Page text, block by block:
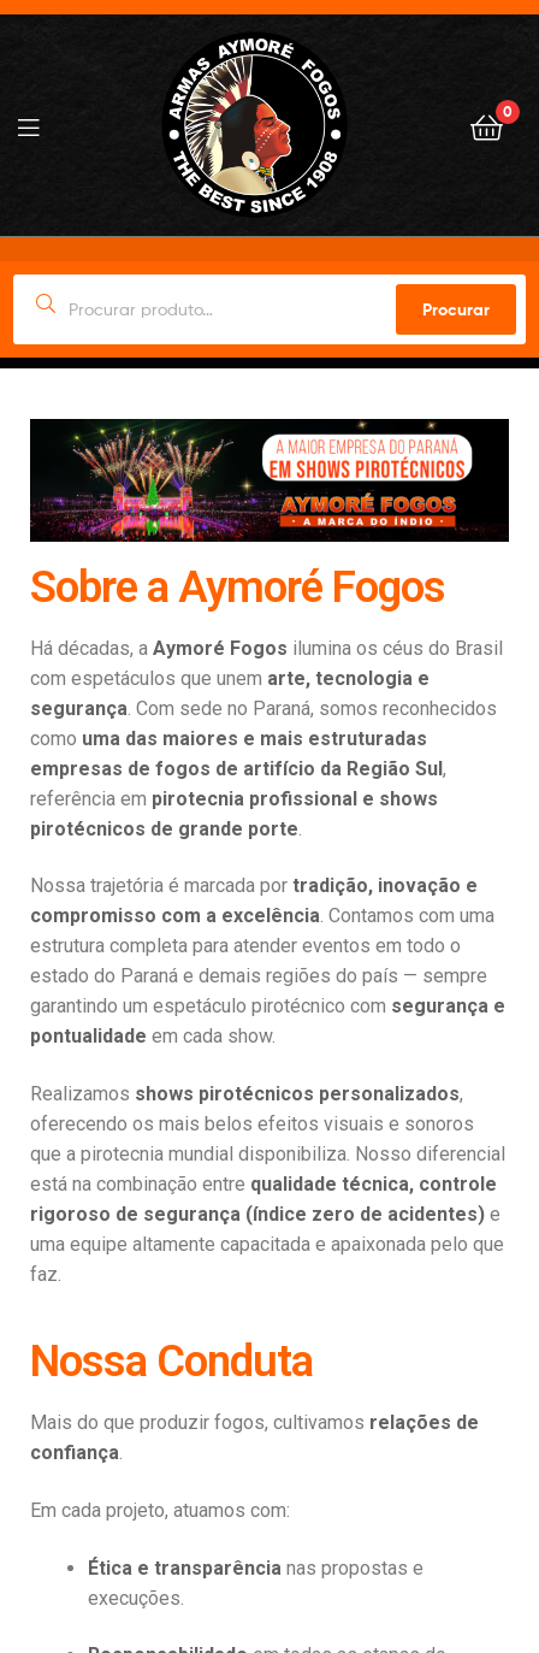
0
Procurar
Sobre a Aymoré Fogos
Há décadas, a Aymoré Fogos ilumina os céus do Brasil
com espetáculos que unem arte, tecnologia e
segurança . Com sede no Paraná, somos reconhecidos
como uma das maiores e mais estruturadas
empresas de fogos de artifício da Região Sul,
referência em pirotecnia profissional e shows
pirotécnicos de grande porte
Nossa trajetória é marcada por tradição, inovação e
compromisso com a excelência. Contamos com uma
estrutura completa para atender eventos em todo o
estado do Paraná e demais regiões do país — sempre
garantindo um espetáculo pirotécnico com segurança e
pontualidade em cada show.
Realizamos shows pirotécnicos personalizados,
oferecendo os mais belos efeitos visuais e sonoros
que a pirotecnia mundial disponibiliza. Nosso diferencial
está na combinação entre qualidade técnica, controle
rigoroso de segurança (índice zero de acidentes) e
uma equipe altamente capacitada e apaixonada pelo que
faz.
Nossa Conduta
Mais do que produzir fogos, cultivamos relações de
confiança.
Em cada projeto, atuamos com:
Ética e transparência nas propostas e
execuções.